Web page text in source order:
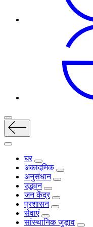
घर
अकादमिक
अनुसंधान
उद्भवन
जन केंद्र
प्रशासन
सेवाएं
सांस्थानिक जुड़ाव